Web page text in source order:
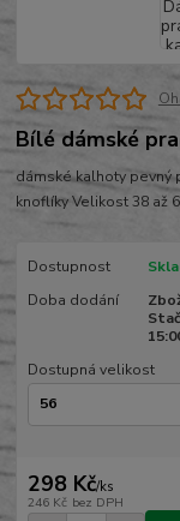
Bílé dámské
dámské kalhoty pevný
knoflíky Velikost 38 až
Dostupnost
Doba dodání
Dostupná velikost
298 Kč/ks
246 Kč bez DPH